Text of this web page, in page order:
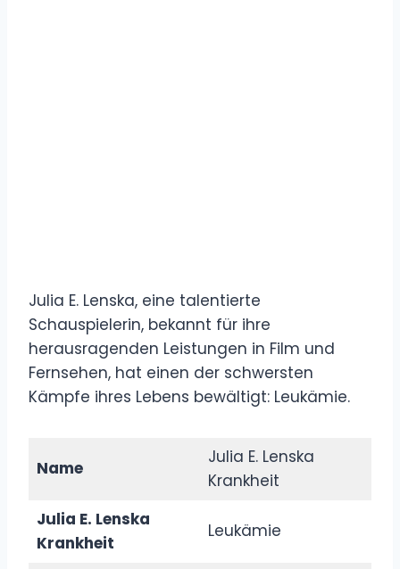
Julia E. Lenska, eine talentierte
Schauspielerin, bekannt für ihre
herausragenden Leistungen in Film und
Fernsehen, hat einen der schwersten
Kämpfe ihres Lebens bewältigt: Leukämie.
Name
Julia E. Lenska
Krankheit
Julia E. Lenska
Krankheit
Leukämie